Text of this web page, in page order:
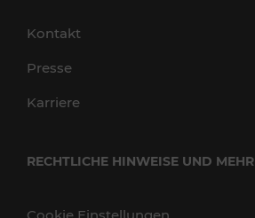
Kontakt
Presse
Karriere
RECHTLICHE HINWEISE UND MEHR